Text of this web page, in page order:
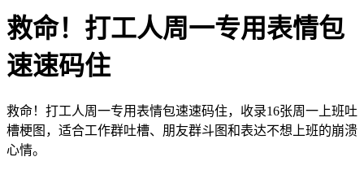
救命！打工人周一专用表情包
速速码住
救命！打工人周一专用表情包速速码住，收录16张周一上班吐
槽梗图，适合工作群吐槽、朋友群斗图和表达不想上班的崩溃
心情。